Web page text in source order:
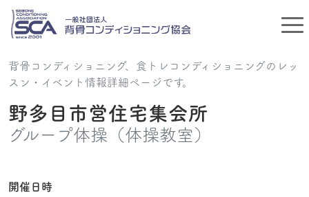
背骨コンディショニング、食トレコンディショニングのレッ
スン・イベント情報詳細ページです。
野多目市営住宅集会所
グループ体操（体操教室）
開催日時